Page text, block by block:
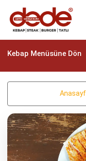
+90
+90
Kebap Menüsüne Dön